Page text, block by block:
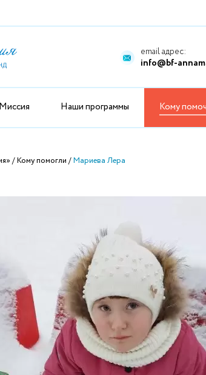
email адрес:
info@bf-
Миссия Наши программы Кому
Кому помогли Мариева Лера